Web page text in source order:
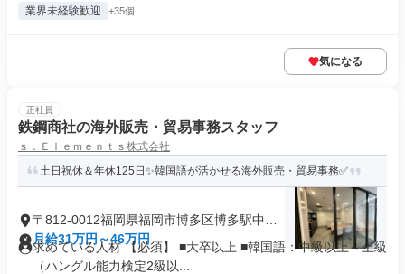
業界未経験歓迎 +35個
気になる
正社員
鉄鋼商社の海外販売・貿易事務スタッフ
ｓ．Ｅｌｅｍｅｎｔｓ株式会社
土日祝休＆年休125日✨韓国語が活かせる海外販売・貿易事務✅
〒812-0012福岡県福岡市博多区博多駅中央
街
月給31万円～46万円
求めている人材 【必須】 ■大卒以上 ■韓国語：中級以上～上級
（ハングル能力検定2級以...